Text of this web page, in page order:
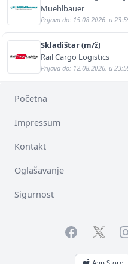
Muehlbauer
Prijava do: 15.08.2026. u
Skladištar (m/ž)
Rail Cargo Logistics
Prijava do: 12.08.2026. u
Početna
Impressum
Kontakt
Oglašavanje
Sigurnost
FacebookTwitter